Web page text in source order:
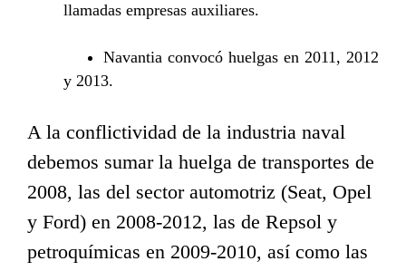
llamadas empresas auxiliares.
Navantia convocó huelgas en 2011, 2012
y 2013.
A la conflictividad de la industria naval
debemos sumar la huelga de transportes de
2008, las del sector automotriz (Seat, Opel
y Ford) en 2008-2012, las de Repsol y
petroquímicas en 2009-2010, así como las